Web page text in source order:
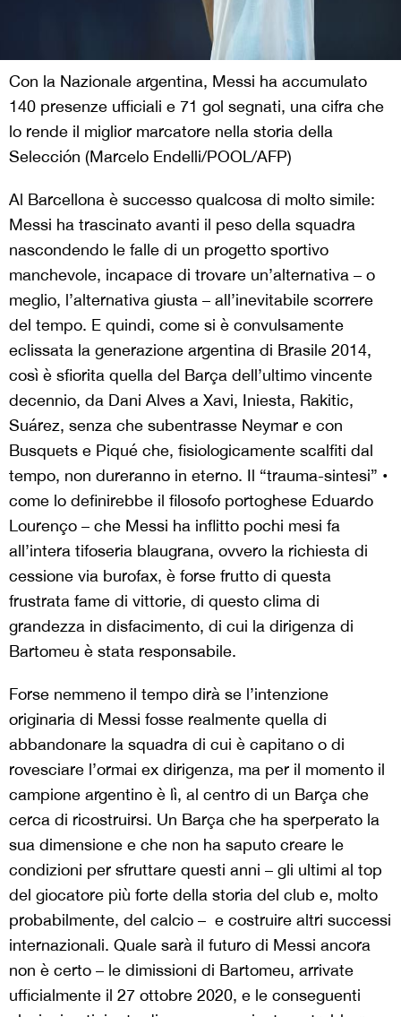
Con la Nazionale argentina, Messi ha accumulato
140 presenze ufficiali e 71 gol segnati, una cifra che
lo rende il miglior marcatore nella storia della
Selección (Marcelo Endelli/POOL/AFP)
Al Barcellona è successo qualcosa di molto simile:
Messi ha trascinato avanti il peso della squadra
nascondendo le falle di un progetto sportivo
manchevole, incapace di trovare un’alternativa – o
meglio, l’alternativa giusta – all’inevitabile scorrere
del tempo. E quindi, come si è convulsamente
eclissata la generazione argentina di Brasile 2014,
così è sfiorita quella del Barça dell’ultimo vincente
decennio, da Dani Alves a Xavi, Iniesta, Rakitic,
Suárez, senza che subentrasse Neymar e con
Busquets e Piqué che, fisiologicamente scalfiti dal
tempo, non dureranno in eterno. Il “trauma-sintesi” •
come lo definirebbe il filosofo portoghese Eduardo
Lourenço – che Messi ha inflitto pochi mesi fa
all’intera tifoseria blaugrana, ovvero la richiesta di
cessione via burofax, è forse frutto di questa
frustrata fame di vittorie, di questo clima di
grandezza in disfacimento, di cui la dirigenza di
Bartomeu è stata responsabile.
Forse nemmeno il tempo dirà se l’intenzione
originaria di Messi fosse realmente quella di
abbandonare la squadra di cui è capitano o di
rovesciare l’ormai ex dirigenza, ma per il momento il
campione argentino è lì, al centro di un Barça che
cerca di ricostruirsi. Un Barça che ha sperperato la
sua dimensione e che non ha saputo creare le
condizioni per sfruttare questi anni – gli ultimi al top
del giocatore più forte della storia del club e, molto
probabilmente, del calcio – e costruire altri successi
internazionali. Quale sarà il futuro di Messi ancora
non è certo – le dimissioni di Bartomeu, arrivate
ufficialmente il 27 ottobre 2020, e le conseguenti